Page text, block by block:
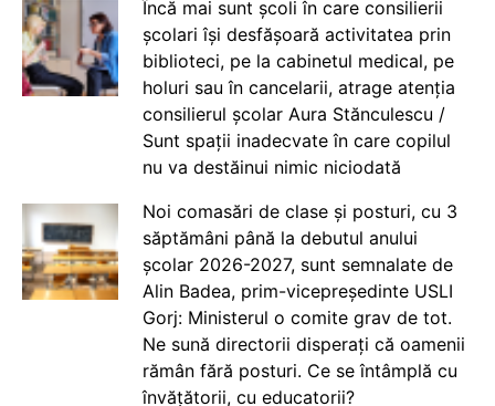
Încă mai sunt școli în care consilierii
școlari își desfășoară activitatea prin
biblioteci, pe la cabinetul medical, pe
holuri sau în cancelarii, atrage atenția
consilierul școlar Aura Stănculescu /
Sunt spații inadecvate în care copilul
nu va destăinui nimic niciodată
Noi comasări de clase și posturi, cu 3
săptămâni până la debutul anului
școlar 2026-2027, sunt semnalate de
Alin Badea, prim-vicepreședinte USLI
Gorj: Ministerul o comite grav de tot.
Ne sună directorii disperați că oamenii
rămân fără posturi. Ce se întâmplă cu
învățătorii, cu educatorii?